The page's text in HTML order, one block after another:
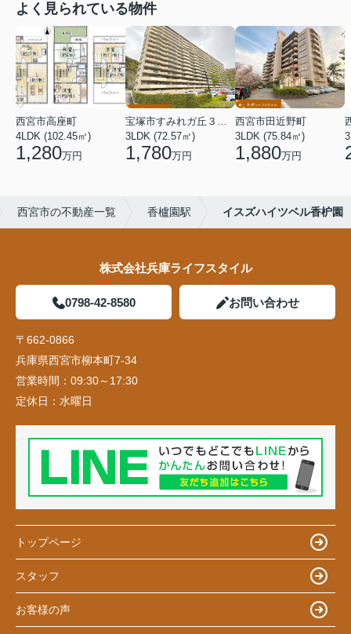
よく見られている物件
西宮市高座町
4LDK (102.45㎡)
1,280万円
宝塚市すみれガ丘３丁目
3LDK (72.57㎡)
1,780万円
西宮市田近野町
3LDK (75.84㎡)
1,880万円
西宮市の不動産一覧 香櫨園駅 イスズハイツベル香枦園
株式会社兵庫ライフスタイル
0798-42-8580 お問い合わせ
〒662-0866
兵庫県西宮市柳本町7-34
営業時間： 09:30～17:30
定休日： 水曜日
トップページ
スタッフ
お客様の声